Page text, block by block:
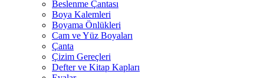
Beslenme Çantası
Boya Kalemleri
Boyama Önlükleri
Cam ve Yüz Boyaları
Çanta
Çizim Gereçleri
Defter ve Kitap Kapları